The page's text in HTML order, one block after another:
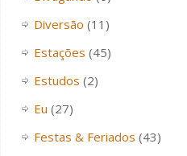
Diversão (11)
Estações (45)
Estudos (2)
Eu (27)
Festas & Feriados (43)